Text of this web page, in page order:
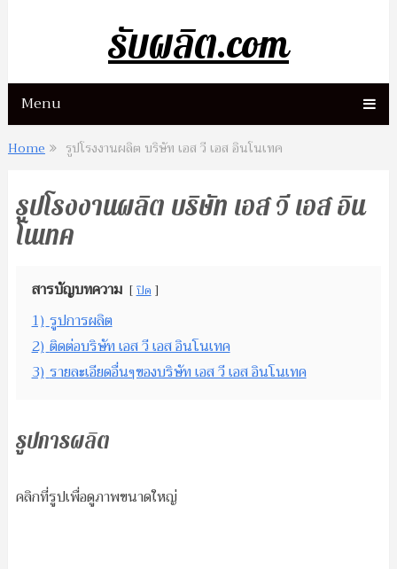
รับผลิต.com
Menu
Home รูปโรงงานผลิต บริษัท เอส วี เอส อินโนเทค
รูปโรงงานผลิต บริษัท เอส วี เอส อิน
โนเทค
สารบัญบทความ ปิด
1) รูปการผลิต
2) ติดต่อบริษัท เอส วี เอส อินโนเทค
3) รายละเอียดอื่นๆของบริษัท เอส วี เอส อินโนเทค
รูปการผลิต
คลิกที่รูปเพื่อดูภาพขนาดใหญ่